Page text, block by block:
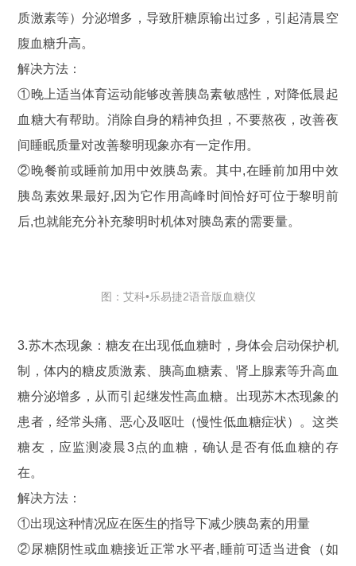
质激素等）分泌增多，导致肝糖原输出过多，引起清晨空
腹血糖升高。
解决方法：
①晚上适当体育运动能够改善胰岛素敏感性，对降低晨起
血糖大有帮助。消除自身的精神负担，不要熬夜，改善夜
间睡眠质量对改善黎明现象亦有一定作用。
②晚餐前或睡前加用中效胰岛素。其中,在睡前加用中效
胰岛素效果最好,因为它作用高峰时间恰好可位于黎明前
后,也就能充分补充黎明时机体对胰岛素的需要量。
图：艾科•乐易捷2语音版血糖仪
3.苏木杰现象：糖友在出现低血糖时，身体会启动保护机
制，体内的糖皮质激素、胰高血糖素、肾上腺素等升高血
糖分泌增多，从而引起继发性高血糖。出现苏木杰现象的
患者，经常头痛、恶心及呕吐（慢性低血糖症状）。这类
糖友，应监测凌晨3点的血糖，确认是否有低血糖的存
在。
解决方法：
①出现这种情况应在医生的指导下减少胰岛素的用量
②尿糖阴性或血糖接近正常水平者,睡前可适当进食（如